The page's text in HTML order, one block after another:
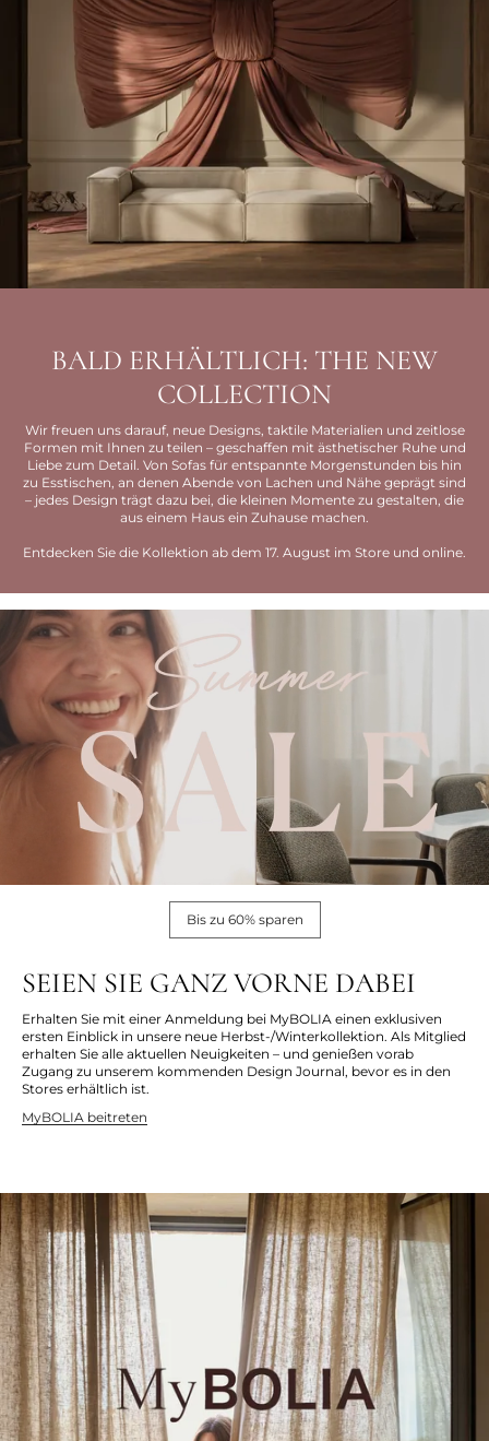
BALD ERHÄLTLICH: THE NEW
COLLECTION
Wir freuen uns darauf, neue Designs, taktile Materialien und zeitlose
Formen mit Ihnen zu teilen – geschaffen mit ästhetischer Ruhe und
Liebe zum Detail. Von Sofas für entspannte Morgenstunden bis hin
zu Esstischen, an denen Abende von Lachen und Nähe geprägt sind
– jedes Design trägt dazu bei, die kleinen Momente zu gestalten, die
aus einem Haus ein Zuhause machen.
Entdecken Sie die Kollektion ab dem 17. August im Store und online.
Bis zu 60% sparen
SEIEN SIE GANZ VORNE DABEI
Erhalten Sie mit einer Anmeldung bei MyBOLIA einen exklusiven
ersten Einblick in unsere neue Herbst-/Winterkollektion. Als Mitglied
erhalten Sie alle aktuellen Neuigkeiten – und genießen vorab
Zugang zu unserem kommenden Design Journal, bevor es in den
Stores erhältlich ist.
MyBOLIA beitreten